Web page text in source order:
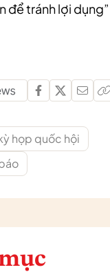
để tránh lợi dụng”
họp quốc hội